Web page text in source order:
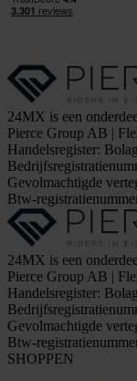
24MX is een
Pierce Group AB |
Handelsregister:
Gevolmachtigde
Btw-
24MX is een
Pierce Group AB |
Handelsregister:
Gevolmachtigde
Btw-
SHOPPEN